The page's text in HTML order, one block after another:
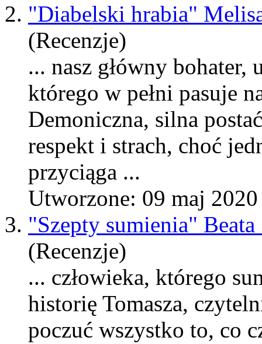
2. "Diabelski hrabia"
(Recenzje)
... nasz główny bohater,
którego w pełni pasuje
Demoniczna, silna
respekt i strach, choć
przyciąga ...
Utworzone: 09 maj 2020
3. "Szepty sumienia"
(Recenzje)
... człowieka, którego
historię Tomasza,
poczuć wszystko to, co